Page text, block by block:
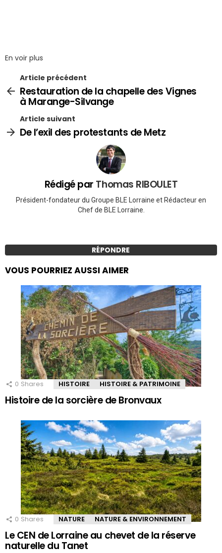
En voir plus
Article précédent
Restauration de la chapelle des Vignes
à Marange-Silvange
Article suivant
De l’exil des protestants de Metz
Rédigé par Thomas RIBOULET
Président-fondateur du Groupe BLE Lorraine et Rédacteur en
Chef de BLE Lorraine.
RÉPONDRE
VOUS POURRIEZ AUSSI AIMER
0 Shares HISTOIRE HISTOIRE & PATRIMOINE
Histoire de la sorcière de Bronvaux
0 Shares NATURE NATURE & ENVIRONNEMENT
Le CEN de Lorraine au chevet de la réserve
naturelle du Tanet